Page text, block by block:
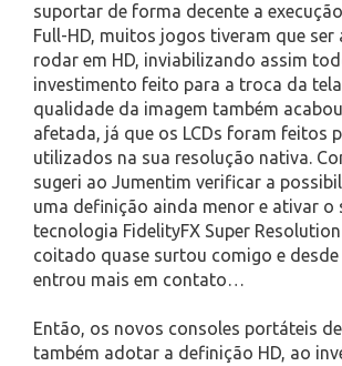
suportar de forma decente a
Full-HD, muitos jogos tiveram que ser
rodar em HD, inviabilizando assim
investimento feito para a troca da
qualidade da imagem também
afetada, já que os LCDs foram feitos
utilizados na sua resolução nativa.
sugeri ao Jumentim verificar a
uma definição ainda menor e ativar o
tecnologia FidelityFX Super Resolution
coitado quase surtou comigo e desde
entrou mais em contato…
Então, os novos consoles portáteis
também adotar a definição HD, ao